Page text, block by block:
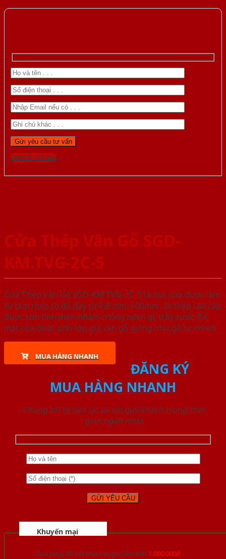
Gọi 0976.169.864
Cửa Thép Vân Gỗ SGD-
KM.TVG-2C-5
Cửa Thép Vân Gỗ SGD-KM.TVG-2C-5 là loại cửa được làm
từ tấm thép có độ dày từ 0,8 mm-1.00mm , là thép cao cấp
được sơn tĩnh điện nhằm chống hoen gỉ, trầy xước. Bề
mặt cửa được phủ lớp giả vân gỗ giống như gỗ tự nhiên
MUA HÀNG NHANH
ĐĂNG KÝ
MUA HÀNG NHANH
Chúng tôi sẽ liên lạc lại với quý khách trong thời
gian ngắn nhất
Khuyến mại
Quà tặng đồ nội thất trang trí lên đến 1.000.000đ